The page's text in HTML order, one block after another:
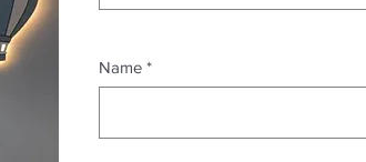
Name *